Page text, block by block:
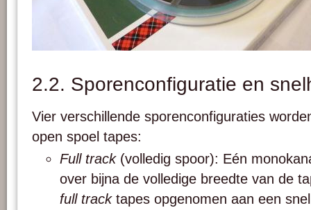
2.2. Sporenconfiguratie en
Vier verschillende sporenconfiguraties
open spoel tapes:
Full track (volledig spoor): Eén
over bijna de volledige breedte van de
full tracktapes opgenomen aan een